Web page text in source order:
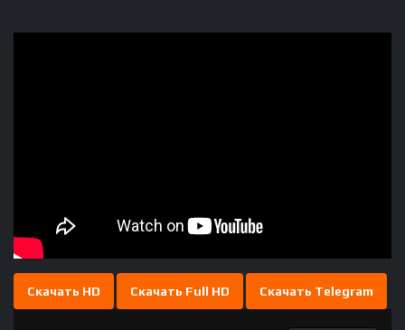
Скачать HD Скачать Full HD Скачать Telegram